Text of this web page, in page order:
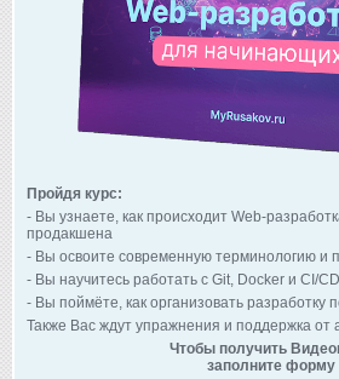
Пройдя курс:
- Вы узнаете, как происходит Web-
продакшена
- Вы освоите современную терминологию и
- Вы научитесь работать с Git, Docker и CI/CD
- Вы поймёте, как организовать разработку
Также Вас ждут упражнения и поддержка от
Чтобы получить
заполните форму